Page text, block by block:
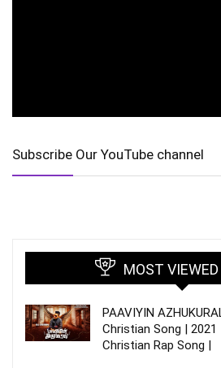
Subscribe Our YouTube channel
MOST
PAAVIYIN
Christian Song | 2021
Christian Rap Song |